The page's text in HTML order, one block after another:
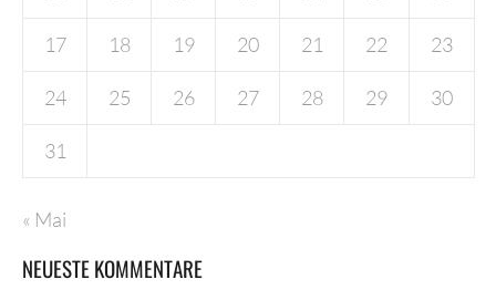
17 18 19 20 21 22 23
24 25 26 27 28 29 30
31
« Mai
NEUESTE KOMMENTARE